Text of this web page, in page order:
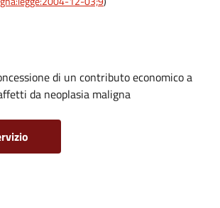
di un contributo economico a
da neoplasia maligna